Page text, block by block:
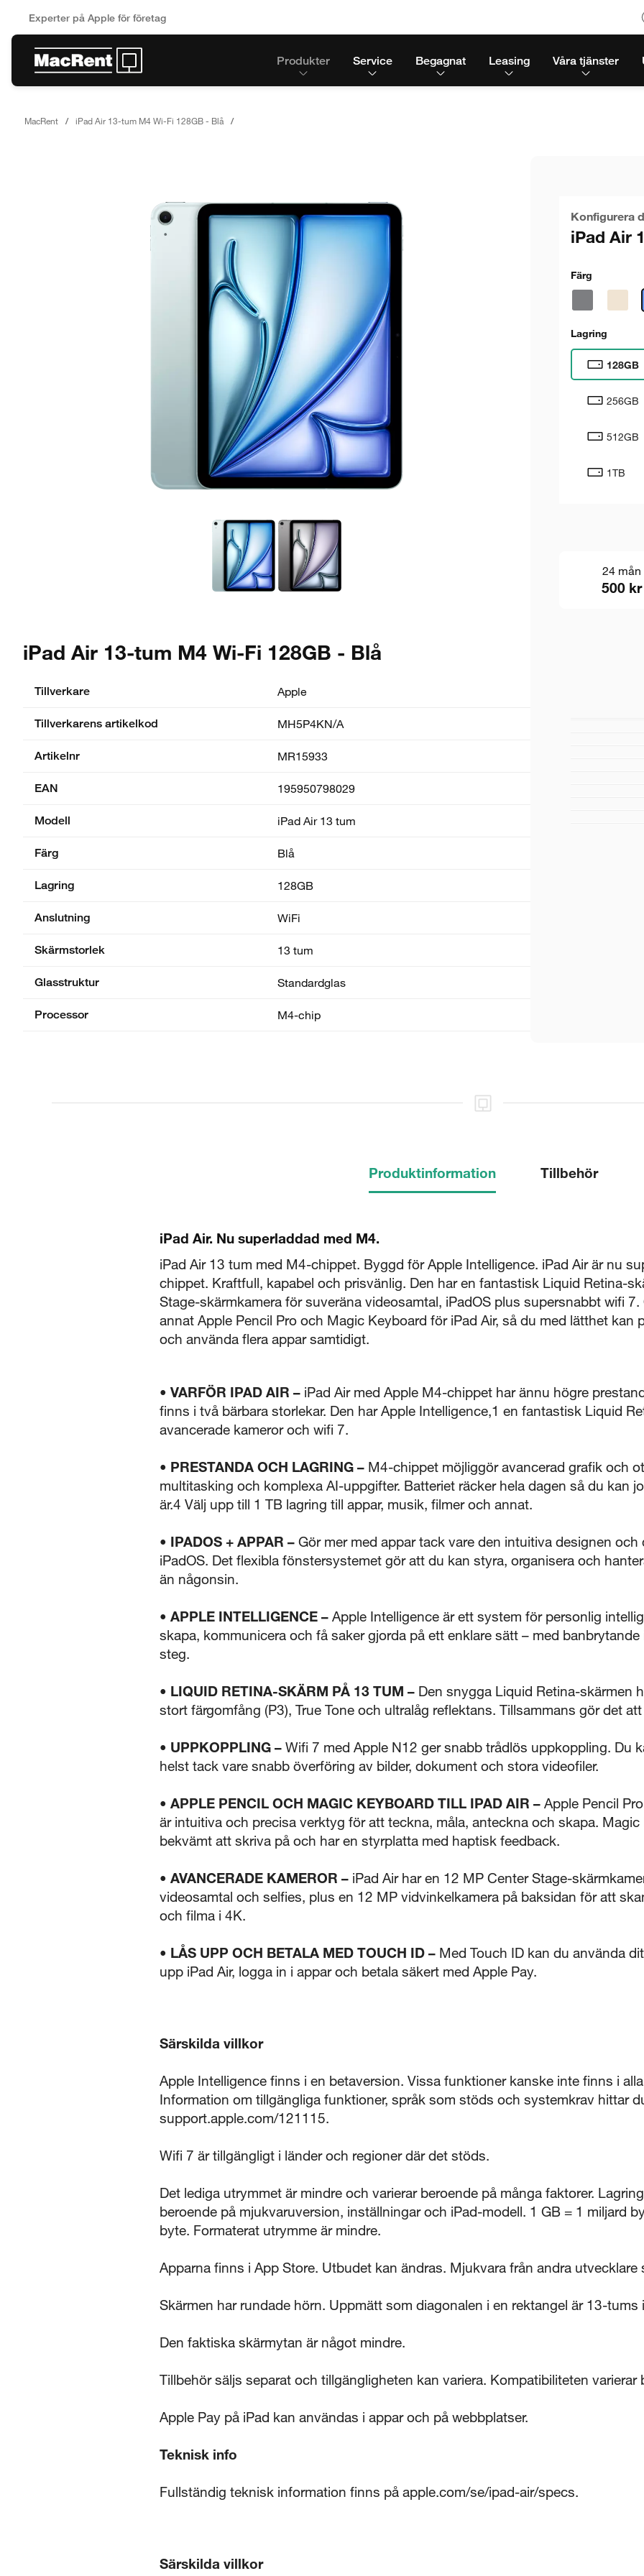
Experter på Apple för företag
Produkter Service Begagnat Leasing Våra tjänster
MacRent iPad Air 13-tum M4 Wi-Fi 128GB - Blå
iPad Air 13-tum M4 Wi-Fi 128GB - Blå
Tillverkare Apple
Tillverkarens artikelkod MH5P4KN/A
Artikelnr MR15933
EAN 195950798029
Modell iPad Air 13 tum
Färg Blå
Lagring 128GB
Anslutning WiFi
Skärmstorlek 13 tum
Glasstruktur Standardglas
Processor M4-chip
Konfigurera
iPad Air
Färg
Lagring
128GB
256GB
512GB
1TB
24 mån
500 kr
Produktinformation Tillbehör
iPad Air. Nu superladdad med M4.
iPad Air 13 tum med M4-chippet. Byggd för Apple Intelligence. iPad Air är nu
chippet. Kraftfull, kapabel och prisvänlig. Den har en fantastisk Liquid Retina-
Stage-skärmkamera för suveräna videosamtal, iPadOS plus supersnabbt wifi
annat Apple Pencil Pro och Magic Keyboard för iPad Air, så du med lätthet kan
och använda flera appar samtidigt.
• VARFÖR IPAD AIR – iPad Air med Apple M4-chippet har ännu högre
finns i två bärbara storlekar. Den har Apple Intelligence,1 en fantastisk Liquid
avancerade kameror och wifi 7.
• PRESTANDA OCH LAGRING – M4-chippet möjliggör avancerad grafik och
multitasking och komplexa AI-uppgifter. Batteriet räcker hela dagen så du kan
är.4 Välj upp till 1 TB lagring till appar, musik, filmer och annat.
• IPADOS + APPAR – Gör mer med appar tack vare den intuitiva designen
iPadOS. Det flexibla fönstersystemet gör att du kan styra, organisera och
än någonsin.
• APPLE INTELLIGENCE – Apple Intelligence är ett system för personlig
skapa, kommunicera och få saker gjorda på ett enklare sätt – med
steg.
• LIQUID RETINA-SKÄRM PÅ 13 TUM – Den snygga Liquid Retina-skärmen
stort färgomfång (P3), True Tone och ultralåg reflektans. Tillsammans gör det
• UPPKOPPLING – Wifi 7 med Apple N12 ger snabb trådlös uppkoppling. Du
helst tack vare snabb överföring av bilder, dokument och stora videofiler.
• APPLE PENCIL OCH MAGIC KEYBOARD TILL IPAD AIR – Apple Pencil
är intuitiva och precisa verktyg för att teckna, måla, anteckna och skapa.
bekvämt att skriva på och har en styrplatta med haptisk feedback.
• AVANCERADE KAMEROR – iPad Air har en 12 MP Center Stage-
videosamtal och selfies, plus en 12 MP vidvinkelkamera på baksidan för att
och filma i 4K.
• LÅS UPP OCH BETALA MED TOUCH ID – Med Touch ID kan du använda
upp iPad Air, logga in i appar och betala säkert med Apple Pay.
Särskilda villkor
Apple Intelligence finns i en betaversion. Vissa funktioner kanske inte finns i
Information om tillgängliga funktioner, språk som stöds och systemkrav hittar
support.apple.com/121115.
Wifi 7 är tillgängligt i länder och regioner där det stöds.
Det lediga utrymmet är mindre och varierar beroende på många faktorer.
beroende på mjukvaruversion, inställningar och iPad-modell. 1 GB = 1 miljard
byte. Formaterat utrymme är mindre.
Apparna finns i App Store. Utbudet kan ändras. Mjukvara från andra utvecklare
Skärmen har rundade hörn. Uppmätt som diagonalen i en rektangel är 13-tums
Den faktiska skärmytan är något mindre.
Tillbehör säljs separat och tillgängligheten kan variera. Kompatibiliteten varierar
Apple Pay på iPad kan användas i appar och på webbplatser.
Teknisk info
Fullständig teknisk information finns på apple.com/se/ipad-air/specs.
Särskilda villkor
5 sekunder